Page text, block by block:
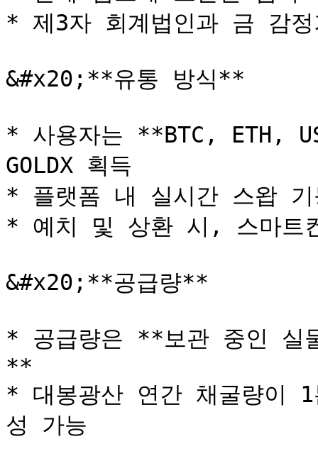
* 제3자 회계법인과 금 감
&#x20;**유통 방식**
* 사용자는 **BTC, ETH,
GOLDX 획득
* 플랫폼 내 실시간 스왑 기
* 예치 및 상환 시, 스마트
&#x20;**공급량**
* 공급량은 **보관 중인 실
**
* 대봉광산 연간 채굴량이
성 가능